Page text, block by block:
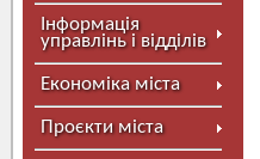
Інформація
управлінь і відділів
Економіка міста
Проєкти міста